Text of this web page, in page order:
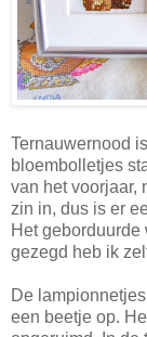
Ternauwernood
bloembolletjes
van het voorjaar,
zin in, dus is er
Het
gezegd heb ik
De
een beetje op.